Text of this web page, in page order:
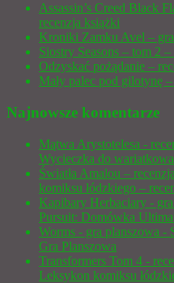
Assassin’s Creed Black
recenzja książki
Kroniki Zamku Avel –
Siostry Seasons – tom 2
Odzyskać pożądanie –
Mały palec pod gilotynę
Najnowsze komentarze
Mątwa Arystotelesa -
Wycieczka do
Światła Amalou –
komiksu łódzkiego –
Kapibary Herbaciary -
Pursuit: Domówka
Worms - gra planszowa -
Gra Planszowa
Transformers Tom 4 -
Leksykon komiksu